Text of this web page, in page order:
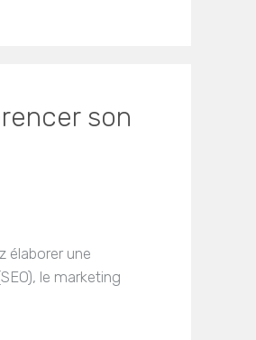
son
élaborer une
le marketing